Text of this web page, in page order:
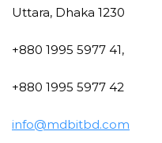
Uttara, Dhaka 1230
+880 1995 5977 41,
+880 1995 5977 42
info@mdbitbd.com